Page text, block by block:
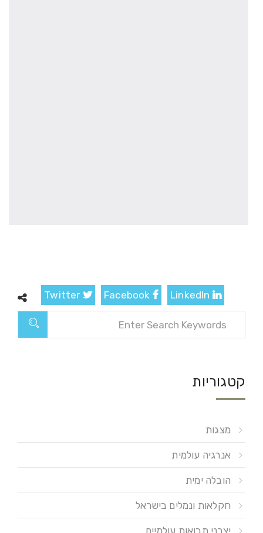
קטגוריות
מצגות
אנרגיה עולמית
הובלה ימית
חקלאות ונמלים בישראל